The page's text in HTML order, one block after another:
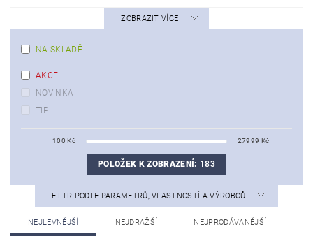
ZOBRAZIT VÍCE
NA SKLADĚ
AKCE
NOVINKA
TIP
100 Kč 27999 Kč
POLOŽEK K ZOBRAZENÍ: 183
FILTR PODLE PARAMETRŮ, VLASTNOSTÍ A VÝROBCŮ
NEJLEVNĚJŠÍ NEJDRAŽŠÍ NEJPRODÁVANĚJŠÍ